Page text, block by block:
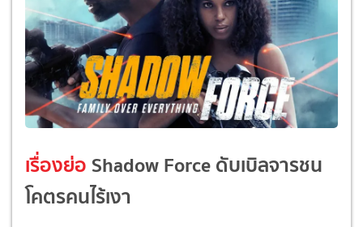
เรื่องย่อ Shadow Force ดับเบิลจารชน
โคตรคนไร้เงา